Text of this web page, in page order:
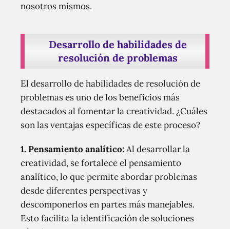
nosotros mismos.
Desarrollo de habilidades de
resolución de problemas
El desarrollo de habilidades de resolución de
problemas es uno de los beneficios más
destacados al fomentar la creatividad. ¿Cuáles
son las ventajas específicas de este proceso?
1.Pensamiento analítico:Al desarrollar la
creatividad, se fortalece el pensamiento
analítico, lo que permite abordar problemas
desde diferentes perspectivas y
descomponerlos en partes más manejables.
Esto facilita la identificación de soluciones